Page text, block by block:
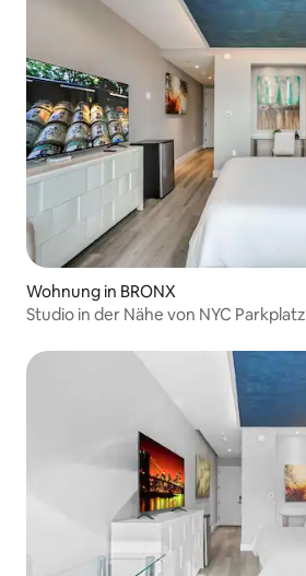
Wohnung in BRONX
Studio in der Nähe von NYC Parkplatz